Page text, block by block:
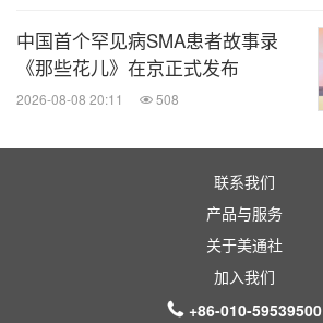
中国首个罕见病SMA患者故事录
《那些花儿》在京正式发布
2026-08-08 20:11 508
联系我们
产品与服务
关于美通社
加入我们
+86-010-59539500